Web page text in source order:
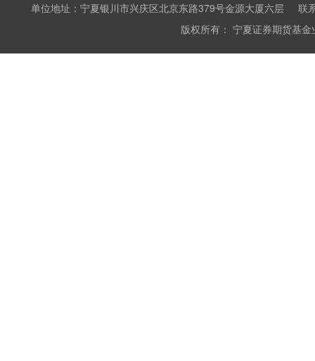
单位地址：宁夏银川市兴庆区北京东路379号金源大厦六层
版权所有： 宁夏证券期货